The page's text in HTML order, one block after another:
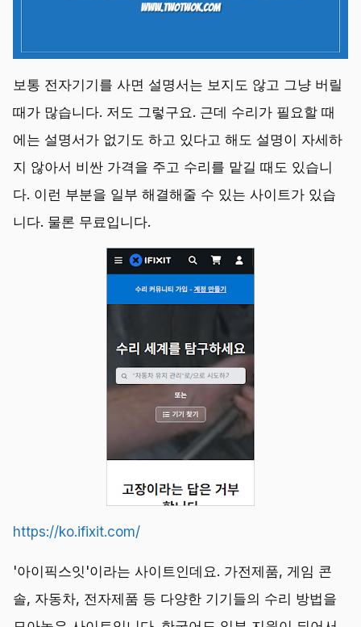
보통 전자기기를 사면 설명서는 보지도 않고 그냥 버릴
때가 많습니다. 저도 그렇구요. 근데 수리가 필요할 때
에는 설명서가 없기도 하고 있다고 해도 설명이 자세하
지 않아서 비싼 가격을 주고 수리를 맡길 때도 있습니
다. 이런 부분을 일부 해결해줄 수 있는 사이트가 있습
니다. 물론 무료입니다.
https://ko.ifixit.com/
'아이픽스잇'이라는 사이트인데요. 가전제품, 게임 콘
솔, 자동차, 전자제품 등 다양한 기기들의 수리 방법을